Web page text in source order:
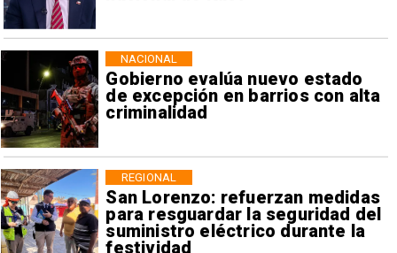
Gobierno evalúa nuevo estado
de excepción en barrios con alta
criminalidad
NACIONAL
San Lorenzo: refuerzan medidas
para resguardar la seguridad del
suministro eléctrico durante la
festividad
REGIONAL